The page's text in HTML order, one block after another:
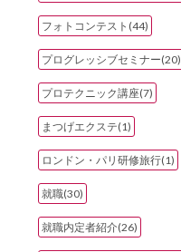
フォトコンテスト(44)
プログレッシブセミナー(20)
プロテクニック講座(7)
まつげエクステ(1)
ロンドン・パリ研修旅行(1)
就職(30)
就職内定者紹介(26)